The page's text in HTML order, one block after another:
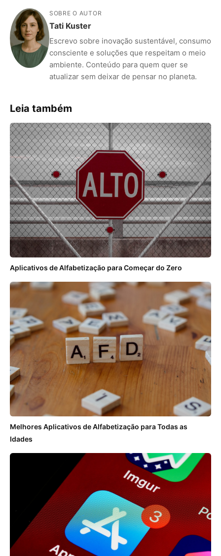
SOBRE O AUTOR
Tati Kuster
Escrevo sobre inovação sustentável, consumo
consciente e soluções que respeitam o meio
ambiente. Conteúdo para quem quer se
atualizar sem deixar de pensar no planeta.
Leia também
Aplicativos de Alfabetização para Começar do Zero
Melhores Aplicativos de Alfabetização para Todas as
Idades